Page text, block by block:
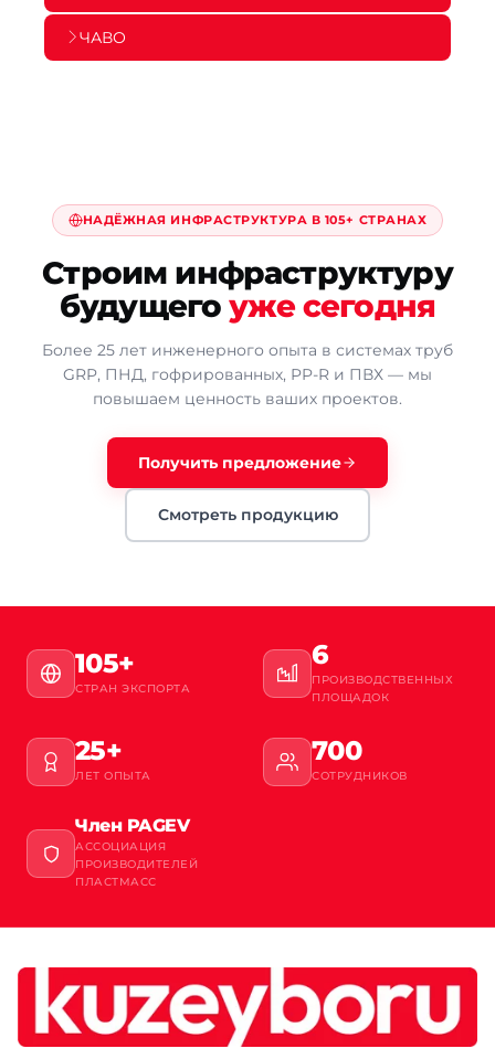
ЧАВО
НАДЁЖНАЯ ИНФРАСТРУКТУРА В 105+ СТРАНАХ
Строим инфраструктуру
будущегоуже сегодня
Более 25 лет инженерного опыта в системах труб
GRP, ПНД, гофрированных, PP-R и ПВХ — мы
повышаем ценность ваших проектов.
Получить предложение
Смотреть продукцию
105+
СТРАН ЭКСПОРТА
6
ПРОИЗВОДСТВЕННЫХ
ПЛОЩАДОК
25+
ЛЕТ ОПЫТА
700
СОТРУДНИКОВ
Член PAGEV
АССОЦИАЦИЯ
ПРОИЗВОДИТЕЛЕЙ
ПЛАСТМАСС